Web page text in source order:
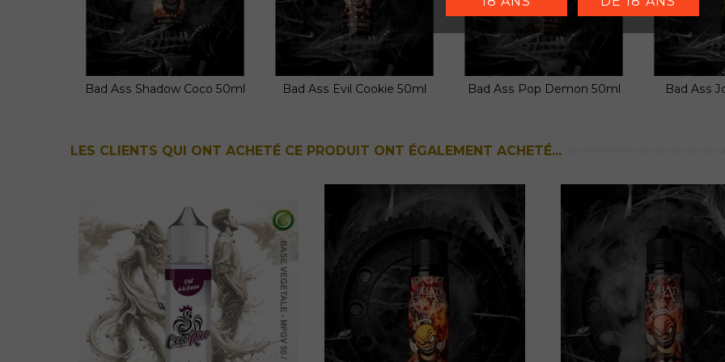
Ajouter au panier
Bad Ass Shadow Coco 50ml Ajouter au panier
Bad Ass Evil Cookie 50ml Ajouter au panier
Bad Ass Pop Demon 50ml Bad Ass
LES CLIENTS QUI ONT ACHETÉ CE PRODUIT ONT ÉGALEMENT ACHETÉ...